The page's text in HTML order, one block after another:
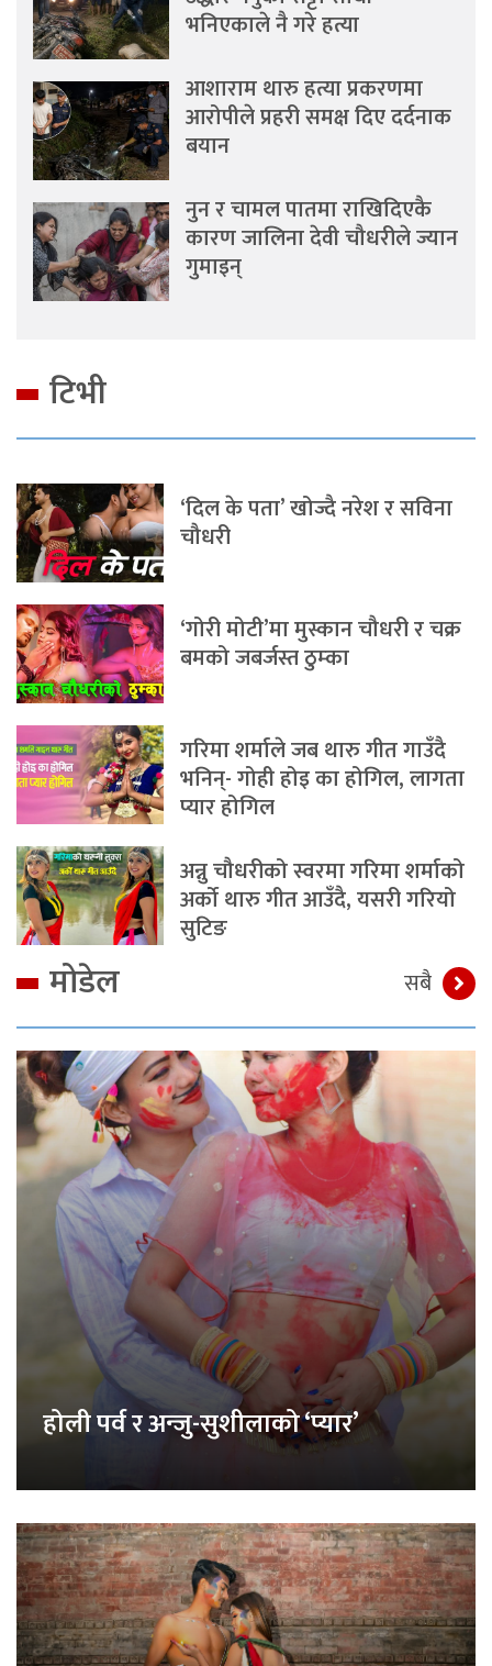
भनिएकाले नै गरे हत्या
आशाराम थारु हत्या प्रकरणमा
आरोपीले प्रहरी समक्ष दिए दर्दनाक
बयान
नुन र चामल पातमा राखिदिएकै
कारण जालिना देवी चौधरीले ज्यान
गुमाइन्
टिभी
‘दिल के पता’ खोज्दै नरेश र सविना
चौधरी
‘गोरी मोटी’मा मुस्कान चौधरी र चक्र
बमको जबर्जस्त ठुम्का
गरिमा शर्माले जब थारु गीत गाउँदै
भनिन्- गोही होइ का होगिल, लागता
प्यार होगिल
अन्नु चौधरीको स्वरमा गरिमा शर्माको
अर्को थारु गीत आउँदै, यसरी गरियो
सुटिङ
मोडेल सबै
होली पर्व र अन्जु-सुशीलाको ‘प्यार’